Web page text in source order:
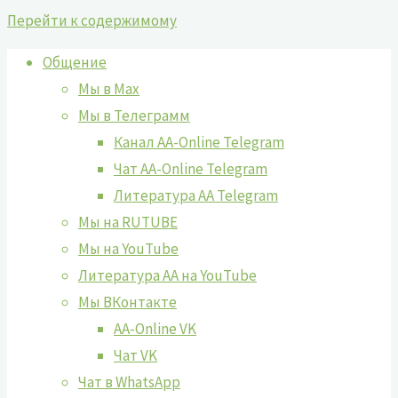
Перейти к содержимому
Общение
Мы в Max
Мы в Телеграмм
Канал AA-Online Telegram
Чат AA-Online Telegram
Литература АА Telegram
Мы на RUTUBE
Мы на YouTube
Литература АА на YouTube
Мы ВКонтакте
AA-Online VK
Чат VK
Чат в WhatsApp